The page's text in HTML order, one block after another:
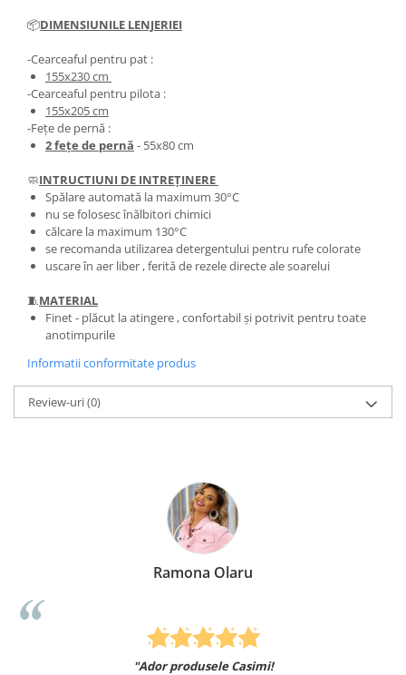
📦DIMENSIUNILE LENJERIEI
-Cearceaful pentru pat :
155x230 cm
-Cearceaful pentru pilota :
155x205 cm
-Fețe de pernă :
2 fețe de pernă - 55x80 cm
🧼INTRUCTIUNI DE INTREȚINERE
Spălare automată la maximum 30°C
nu se folosesc înălbitori chimici
călcare la maximum 130°C
se recomanda utilizarea detergentului pentru rufe colorate
uscare în aer liber , ferită de rezele directe ale soarelui
🧵MATERIAL
Finet - plăcut la atingere , confortabil și potrivit pentru toate
anotimpurile
Informatii conformitate produs
Review-uri(0)
Ramona Olaru
"Ador produsele Casimi!